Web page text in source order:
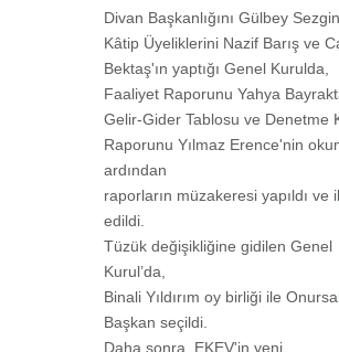
Divan Başkanlığını Gülbey Sezgin,
Kâtip Üyeliklerini Nazif Barış ve
Bektaş'ın yaptığı Genel Kurulda,
Faaliyet Raporunu Yahya
Gelir-Gider Tablosu ve Denetme
Raporunu Yılmaz Erence'nin
ardından
raporların müzakeresi yapıldı ve
edildi.
Tüzük değişikliğine gidilen Genel
Kurul’da,
Binali Yıldırım oy birliği ile
Başkan seçildi.
Daha sonra, EKEV'in yeni